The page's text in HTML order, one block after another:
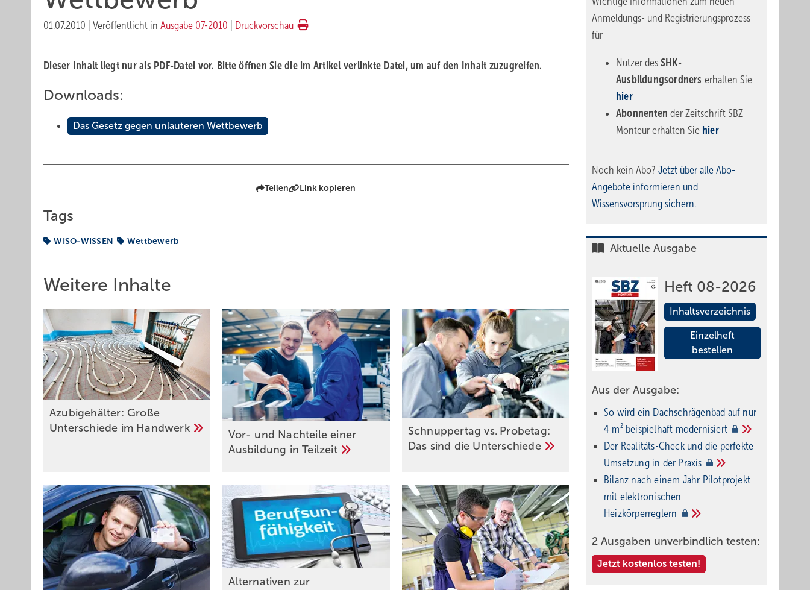
01.07.2010 Veröffentlicht in Ausgabe 07-2010 Druckvorschau
Dieser Inhalt liegt nur als PDF-Datei vor. Bitte öffnen Sie die im Artikel verlinkte Datei, um auf den Inhalt zuzugreifen.
Downloads:
Das Gesetz gegen unlauteren Wettbewerb
Teilen Link kopieren
Tags
WISO-WISSEN Wettbewerb
Weitere Inhalte
Azubigehälter: Große
Unterschiede im Handwerk
Vor- und Nachteile einer
Ausbildung inTeilzeit
Schnuppertag vs. Probetag:
Das sind die Unterschiede
Alternativen zur
Anmeldungs- und Registrierungsprozess
für
Nutzer des SHK-
Ausbildungsordners erhalten Sie
hier
Abonnentender Zeitschrift SBZ
Monteur erhalten Sie hier
Noch kein Abo? Jetzt über alle Abo-
Angebote informieren und
Wissensvorsprung sichern.
Aktuelle Ausgabe
Heft 08-2026
Inhaltsverzeichnis
Einzelheft
bestellen
Aus der Ausgabe:
So wird ein Dach­schrägenbad auf nur
4 m² beispielhaft modernisiert
Der Realitäts-Check und die perfekte
Umsetzung in der Praxis
Bilanz nach einem Jahr Pilotprojekt
mit elektronischen
Heizkörperreglern
2 Ausgaben unverbindlich testen:
Jetzt kostenlos testen!